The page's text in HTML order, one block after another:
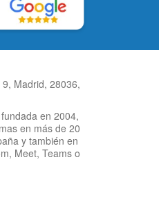
Madrid, 28036,
fundada en 2004,
en más de 20
y también en
Meet, Teams o